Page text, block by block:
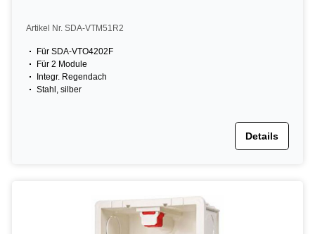
Artikel Nr. SDA-VTM51R2
Für SDA-VTO4202F
Für 2 Module
Integr. Regendach
Stahl, silber
Details